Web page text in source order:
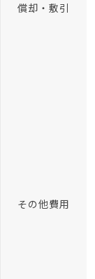
償却・敷引
その他費用